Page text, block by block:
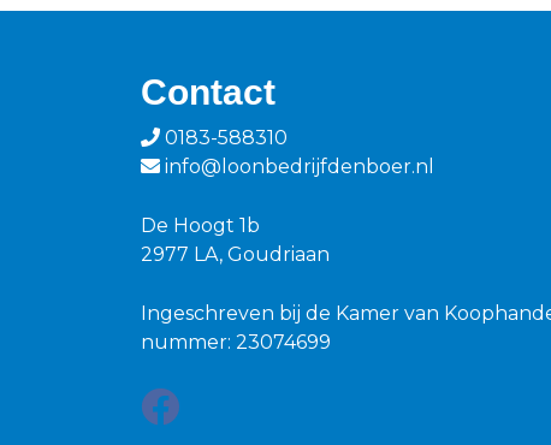
Contact
0183-588310
info@loonbedrijfdenboer.nl
De Hoogt 1b
2977 LA, Goudriaan
Ingeschreven bij de Kamer van
nummer: 23074699